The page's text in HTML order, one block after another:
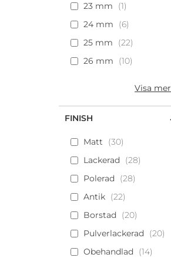
23 mm
1
24 mm
6
25 mm
22
26 mm
10
Visa mer
FINISH
Matt
30
Lackerad
28
Polerad
28
Antik
22
Borstad
20
Pulverlackerad
20
Obehandlad
14